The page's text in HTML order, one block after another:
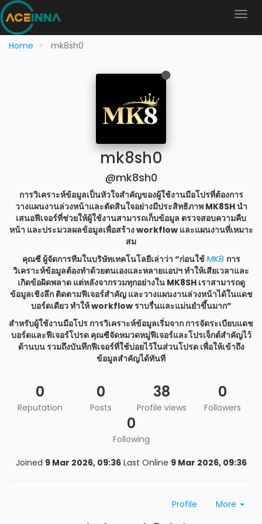
Home mk8sh0
mk8sh0
@mk8sh0
การวิเคราะห์ข้อมูลเป็นหัวใจสำคัญของผู้ใช้งานมือโปรที่ต้องการ
วางแผนงานล่วงหน้าและตัดสินใจอย่างมีประสิทธิภาพ MK8SH นำ
เสนอฟีเจอร์ที่ช่วยให้ผู้ใช้งานสามารถเก็บข้อมูล ตรวจสอบความคืบ
หน้า และประมวลผลข้อมูลเพื่อสร้าง workflow และแผนงานที่เหมาะ
สม
คุณซี ผู้จัดการทีมในบริษัทเทคโนโลยีเล่าว่า “ก่อนใช้ MK8 การ
วิเคราะห์ข้อมูลต้องทำด้วยตนเองและหลายแอปฯ ทำให้เสียเวลาและ
เกิดข้อผิดพลาด แต่หลังจากรวมทุกอย่างใน MK8SH เราสามารถดู
ข้อมูลเชิงลึก ติดตามฟีเจอร์สำคัญ และวางแผนงานล่วงหน้าได้ในแดช
บอร์ดเดียว ทำให้ workflow ราบรื่นและแม่นยำขึ้นมาก”
สำหรับผู้ใช้งานมือโปร การวิเคราะห์ข้อมูลเริ่มจาก การจัดระเบียบแดช
บอร์ดและฟีเจอร์โปรด คุณซีจัดหมวดหมู่ฟีเจอร์และโปรเจ็กต์สำคัญไว้
ด้านบน รวมถึงบันทึกฟีเจอร์ที่ใช้บ่อยไว้ในส่วนโปรด เพื่อให้เข้าถึง
ข้อมูลสำคัญได้ทันที
0
Reputation
0
Posts
38
Profile views
0
Followers
0
Following
Joined 9 Mar 2026, 09:36 Last Online 9 Mar 2026, 09:36
Profile More